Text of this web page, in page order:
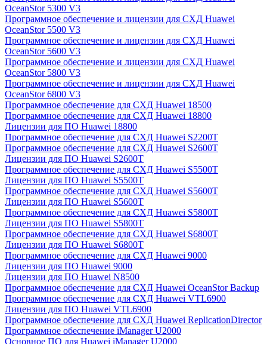
OceanStor 5300 V3
Программное обеспечение и лицензии для СХД Huawei
OceanStor 5500 V3
Программное обеспечение и лицензии для СХД Huawei
OceanStor 5600 V3
Программное обеспечение и лицензии для СХД Huawei
OceanStor 5800 V3
Программное обеспечение и лицензии для СХД Huawei
OceanStor 6800 V3
Программное обеспечение для СХД Huawei 18500
Программное обеспечение для СХД Huawei 18800
Лицензии для ПО Huawei 18800
Программное обеспечение для СХД Huawei S2200T
Программное обеспечение для СХД Huawei S2600T
Лицензии для ПО Huawei S2600T
Программное обеспечение для СХД Huawei S5500T
Лицензии для ПО Huawei S5500T
Программное обеспечение для СХД Huawei S5600T
Лицензии для ПО Huawei S5600T
Программное обеспечение для СХД Huawei S5800T
Лицензии для ПО Huawei S5800T
Программное обеспечение для СХД Huawei S6800T
Лицензии для ПО Huawei S6800T
Программное обеспечение для СХД Huawei 9000
Лицензии для ПО Huawei 9000
Лицензии для ПО Huawei N8500
Программное обеспечение для СХД Huawei OceanStor Backup
Программное обеспечение для СХД Huawei VTL6900
Лицензии для ПО Huawei VTL6900
Программное обеспечение для СХД Huawei ReplicationDirector
Программное обеспечение iManager U2000
Основное ПО для Huawei iManager U2000